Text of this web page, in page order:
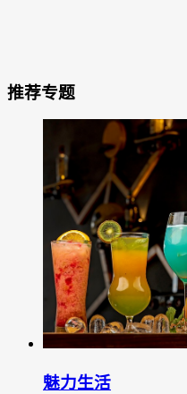
推荐专题
魅力生活